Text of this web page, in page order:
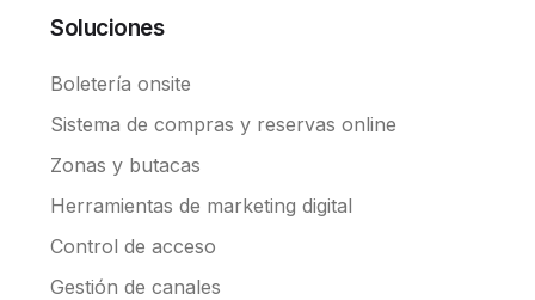
Soluciones
Boletería onsite
Sistema de compras y reservas online
Zonas y butacas
Herramientas de marketing digital
Control de acceso
Gestión de canales